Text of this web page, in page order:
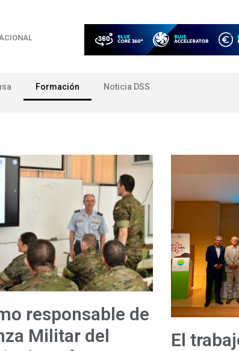
Formación Noticia DSS
responsable de
Militar del
El